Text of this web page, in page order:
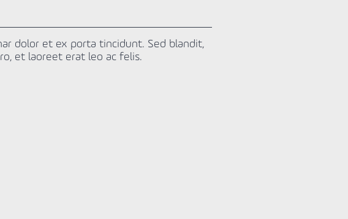
dolor et ex porta tincidunt. Sed blandit,
et laoreet erat leo ac felis.